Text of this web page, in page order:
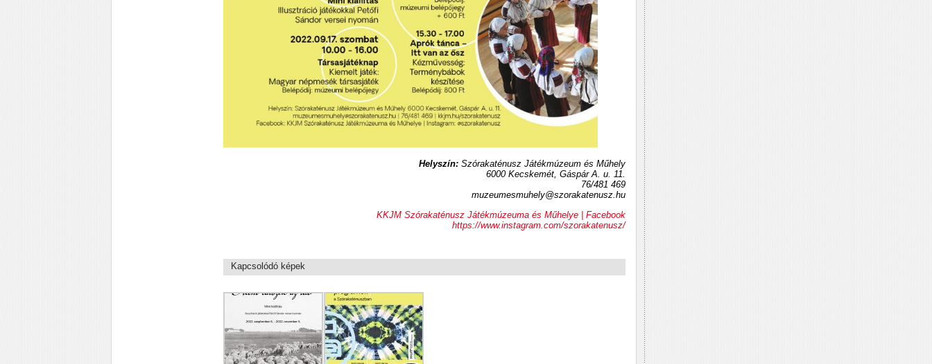
Helyszín: Szórakaténusz Játékmúzeum és Műhely
6000 Kecskemét, Gáspár A. u. 11.
76/481 469
muzeumesmuhely@szorakatenusz.hu
KKJM Szórakaténusz Játékmúzeuma és Műhelye | Facebook
https://www.instagram.com/szorakatenusz/
Kapcsolódó képek